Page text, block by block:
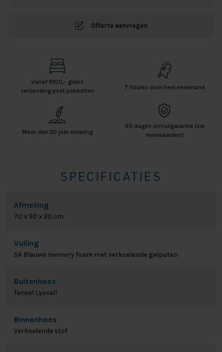
Offerte aanvragen
Vanaf €100,- gratis
verzending post pakketten
7 filialen door heel nederland
Meer dan 30 jaar ervaring
90 dagen omruilgarantie (zie
voorwaarden)
SPECIFICATIES
Afmeting
70 x 50 x 20 cm
Vulling
5A Blauwe memory foam met verkoelende gelputen
Buitenhoes
Tencel Lyocell
Binnenhoes
Verkoelende stof